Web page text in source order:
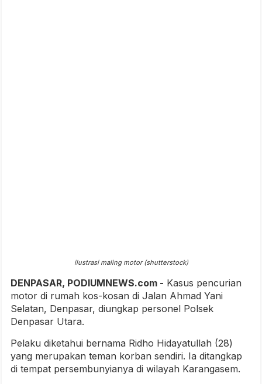
ilustrasi maling motor (shutterstock)
DENPASAR, PODIUMNEWS.com - Kasus pencurian
motor di rumah kos-kosan di Jalan Ahmad Yani
Selatan, Denpasar, diungkap personel Polsek
Denpasar Utara.
Pelaku diketahui bernama Ridho Hidayatullah (28)
yang merupakan teman korban sendiri. Ia ditangkap
di tempat persembunyianya di wilayah Karangasem.